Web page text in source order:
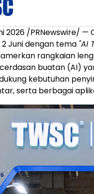
2026 /PRNewswire/ —
Juni dengan tema "AI
rangkaian
buatan (AI)
kebutuhan
serta berbagai